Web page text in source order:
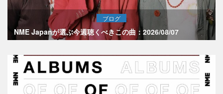
ブログ
NME Japanが選ぶ今週聴くべきこの曲：2026/08/07